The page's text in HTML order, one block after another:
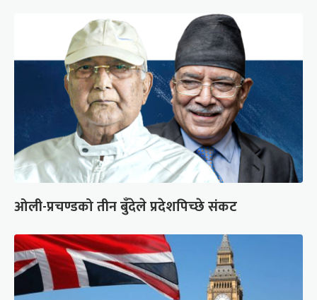
ओली-प्रचण्डको तीन बुँदेले प्रदेशपिच्छे संकट